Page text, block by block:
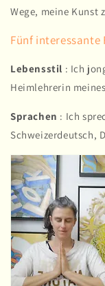
Wege, meine Kunst
Fünf interessante
Lebensstil : Ich
Heimlehrerin
Sprachen : Ich
Schweizerdeutsch,